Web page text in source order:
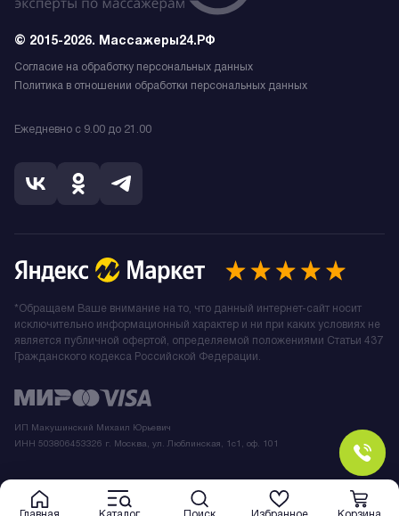
© 2015-2026. Массажеры24.РФ
Согласие на обработку персональных данных
Политика в отношении обработки персональных данных
Ежедневно с 9.00 до 21.00
ИП Макушинский Михаил Юрьевич
ИНН 503806453326 г. Москва, ул. Люблинская, 1с1, оф. 101
*Обращаем Ваше внимание на то, что данный интернет-сайт носит
исключительно информационный характер и ни при каких условиях не
является публичной офертой, определяемой положениями Статьи 437
Гражданского кодекса Российской Федерации.